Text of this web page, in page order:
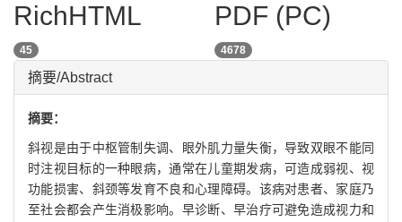
RichHTML
45
PDF (PC)
4678
摘要/Abstract
摘要：
斜视是由于中枢管制失调、眼外肌力量失衡，导致双眼不能同
时注视目标的一种眼病，通常在儿童期发病，可造成弱视、视
功能损害、斜颈等发育不良和心理障碍。该病对患者、家庭乃
至社会都会产生消极影响。早诊断、早治疗可避免造成视力和